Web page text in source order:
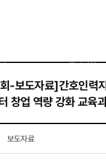
공지사항
-보도자료]간호인력
창업 역량 강화 교육
보도자료